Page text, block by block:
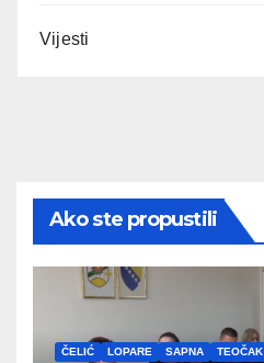
Vijesti
Ako ste propustili
ČELIĆ LOPARE SAPNA TEOČAK